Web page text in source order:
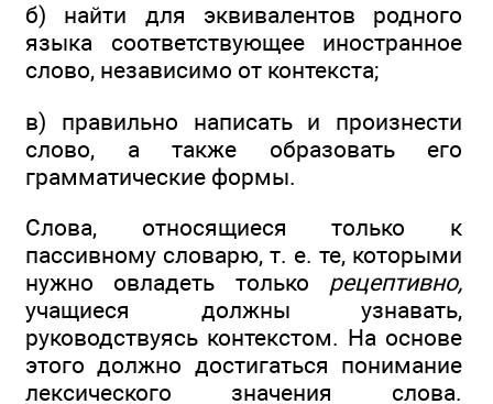
б) найти для эквивалентов родного
языка соответствующее иностранное
слово, независимо от контекста;
в) правильно написать и произнести
слово, а также образовать его
грамматические формы.
Слова, относящиеся только к
пассивному словарю, т. е. те, которыми
нужно овладеть только рецептивно,
учащиеся должны узнавать,
руководствуясь контекстом. На основе
этого должно достигаться понимание
лексического значения слова.